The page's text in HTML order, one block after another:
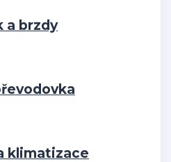
a brzdy
klimatizace